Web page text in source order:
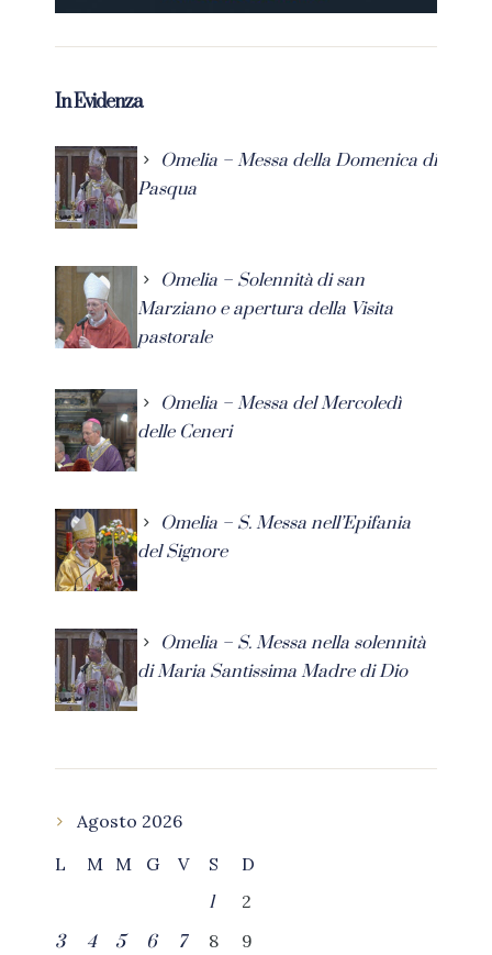
In Evidenza
Omelia – Messa della Domenica di
Pasqua
Omelia – Solennità di san
Marziano e apertura della Visita
pastorale
Omelia – Messa del Mercoledì
delle Ceneri
Omelia – S. Messa nell’Epifania
del Signore
Omelia – S. Messa nella solennità
di Maria Santissima Madre di Dio
Agosto 2026
L
M M G V S
D
1
2
3
4 5 6 7 8
9